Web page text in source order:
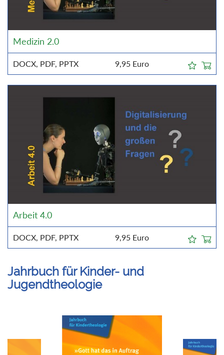
Medizin 2.0
DOCX, PDF, PPTX 9,95 Euro
Arbeit 4.0
DOCX, PDF, PPTX 9,95 Euro
Jahrbuch für Kinder- und
Jugendtheologie